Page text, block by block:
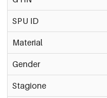
2635-7# Argento
SPU ID
Material
Gender
Stagione